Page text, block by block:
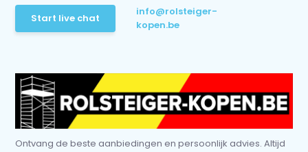
Start live chat
info@rolsteiger-
kopen.be
Ontvang de beste aanbiedingen en persoonlijk advies. Altijd